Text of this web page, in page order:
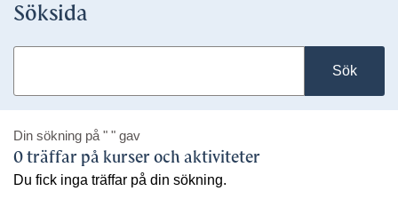
Söksida
Sök
Din sökning på " " gav
0 träffar på kurser och aktiviteter
Du fick inga träffar på din sökning.